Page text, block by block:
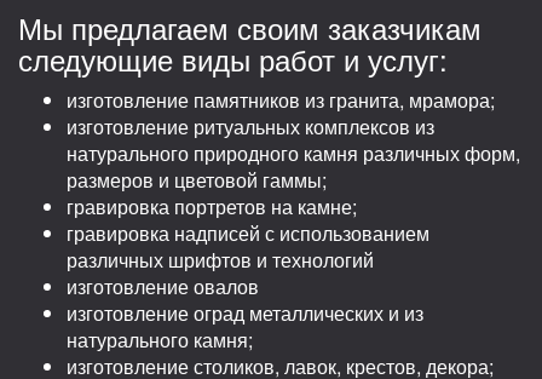
Мы предлагаем своим заказчикам
следующие виды работ и услуг:
изготовление памятников из гранита, мрамора;
изготовление ритуальных комплексов из
натурального природного камня различных форм,
размеров и цветовой гаммы;
гравировка портретов на камне;
гравировка надписей с использованием
различных шрифтов и технологий
изготовление овалов
изготовление оград металлических и из
натурального камня;
изготовление столиков, лавок, крестов, декора;